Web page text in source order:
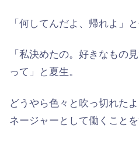
「何してんだよ、帰れよ」
「私決めたの。好きなもの
って」と夏生。
どうやら色々と吹っ切れた
ネージャーとして働くことを